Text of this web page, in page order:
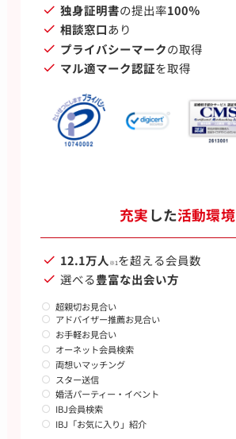
独身証明書の提出率100％
相談窓口あり
プライバシーマークの取得
マル適マーク認証を取得
充実した活動環境
12.1万人 ※1 を超える会員数
選べる豊富な出会い方
超親切お見合い
アドバイザー推薦お見合い
お手軽お見合い
オーネット会員検索
両想いマッチング
スター送信
婚活パーティー・イベント
IBJ会員検索
IBJ「お気に入り」紹介